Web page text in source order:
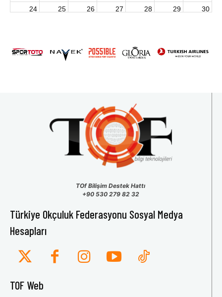
24 25 26 27 28 29 30
TOf Bilişim Destek Hattı
+90 530 279 82 32
Türkiye Okçuluk Federasyonu Sosyal Medya
Hesapları
TOF Web